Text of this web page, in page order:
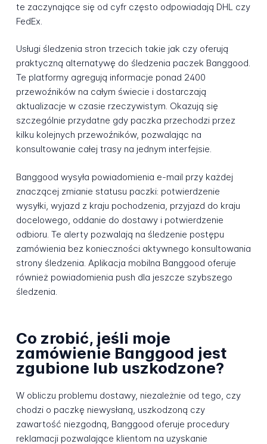
te zaczynające się od cyfr często odpowiadają DHL czy
FedEx.
Usługi śledzenia stron trzecich takie jak czy oferują
praktyczną alternatywę do śledzenia paczek Banggood.
Te platformy agregują informacje ponad 2400
przewoźników na całym świecie i dostarczają
aktualizacje w czasie rzeczywistym. Okazują się
szczególnie przydatne gdy paczka przechodzi przez
kilku kolejnych przewoźników, pozwalając na
konsultowanie całej trasy na jednym interfejsie.
Banggood wysyła powiadomienia e-mail przy każdej
znaczącej zmianie statusu paczki: potwierdzenie
wysyłki, wyjazd z kraju pochodzenia, przyjazd do kraju
docelowego, oddanie do dostawy i potwierdzenie
odbioru. Te alerty pozwalają na śledzenie postępu
zamówienia bez konieczności aktywnego konsultowania
strony śledzenia. Aplikacja mobilna Banggood oferuje
również powiadomienia push dla jeszcze szybszego
śledzenia.
Co zrobić, jeśli moje
zamówienie Banggood jest
zgubione lub uszkodzone?
W obliczu problemu dostawy, niezależnie od tego, czy
chodzi o paczkę niewysłaną, uszkodzoną czy
zawartość niezgodną, Banggood oferuje procedury
reklamacji pozwalające klientom na uzyskanie